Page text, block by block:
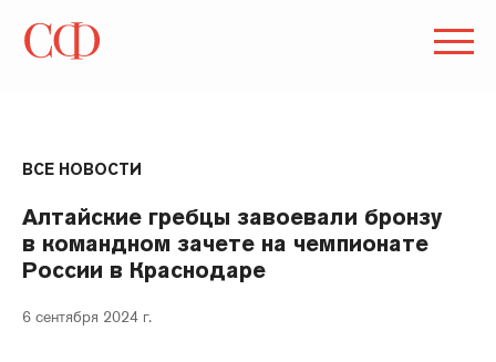
ВСЕ НОВОСТИ
Алтайские гребцы завоевали бронзу
в командном зачете на чемпионате
России в Краснодаре
6 сентября 2024 г.